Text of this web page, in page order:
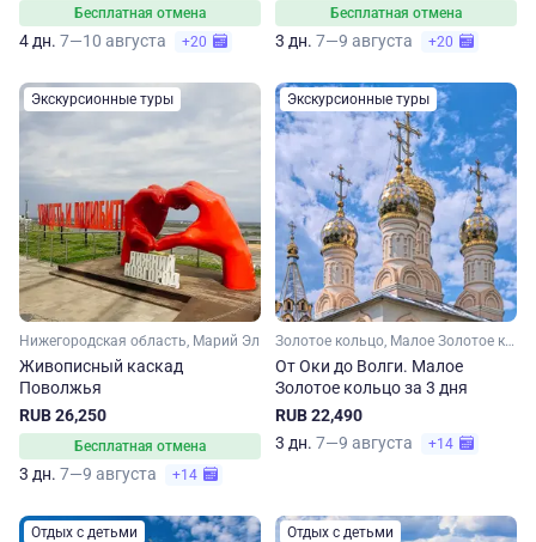
Бесплатная отмена
4 дн. 7—10 августа +20
Бесплатная отмена
3 дн. 7—9 августа +20
Экскурсионные туры
Нижегородская область, Марий Эл
Живописный каскад
Поволжья
RUB 26,250
Бесплатная отмена
3 дн. 7—9 августа +14
Экскурсионные туры
Золотое кольцо, Малое Золотое кольцо, Московская область, Владимирская область, Рязанская область, Нижегородская область
От Оки до Волги. Малое
Золотое кольцо за 3 дня
RUB 22,490
3 дн. 7—9 августа +14
Отдых с детьми Отдых с детьми